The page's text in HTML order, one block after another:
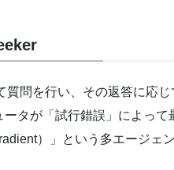
質問を行い、その返答に応
ータが「試行錯誤」によっ
）」という多エージェ